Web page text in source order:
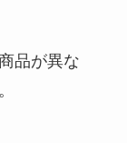
品が異な